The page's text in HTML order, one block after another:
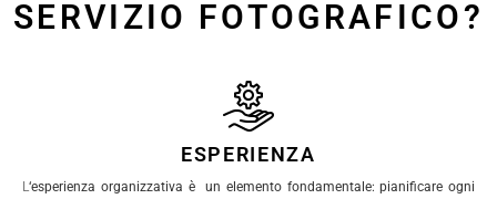
SERVIZIO FOTOGRAFICO?
ESPERIENZA
L ‘esperienza organizzativa è un elemento fondamentale: pianificare ogni